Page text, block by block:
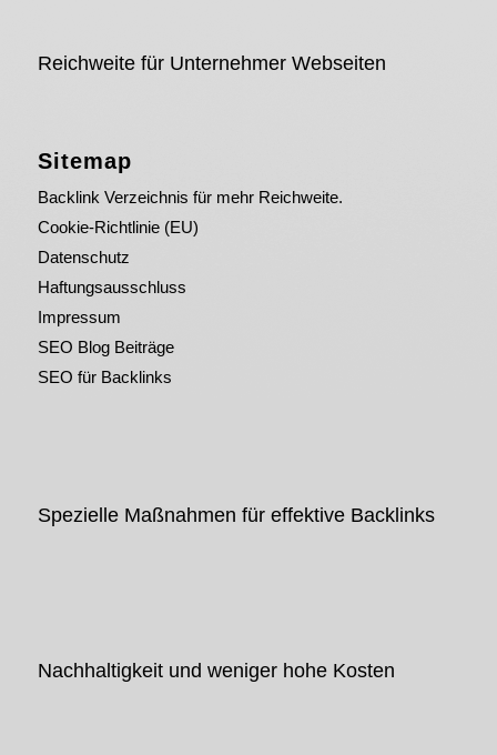
Reichweite für Unternehmer Webseiten
Sitemap
Backlink Verzeichnis für mehr Reichweite.
Cookie-Richtlinie (EU)
Datenschutz
Haftungsausschluss
Impressum
SEO Blog Beiträge
SEO für Backlinks
Spezielle Maßnahmen für effektive Backlinks
Nachhaltigkeit und weniger hohe Kosten